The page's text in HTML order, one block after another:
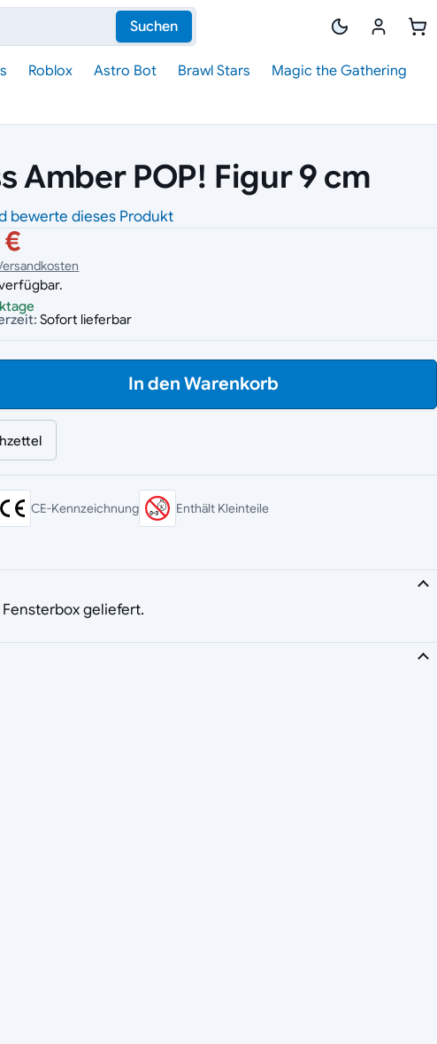
Suchen
Roblox Astro Bot Brawl Stars
Magic the Gathering
Amber POP! Figur 9 cm
bewerte dieses Produkt
Sofort lieferbar
In den Warenkorb
CE-Kennzeichnung Enthält Kleinteile
geliefert.